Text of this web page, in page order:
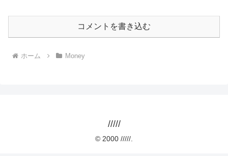
コメントを書き込む
ホーム Money
/////
© 2000 /////.